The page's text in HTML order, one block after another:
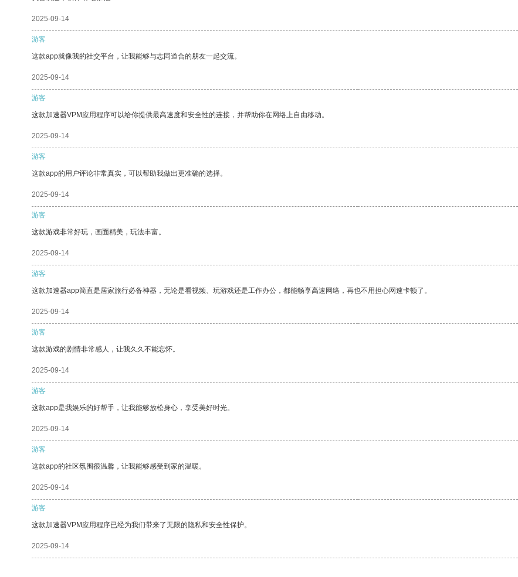
2025-09-14
游客
这款app就像我的社交平台，让我能够与志同道合的朋友一起交流。
2025-09-14
游客
这款加速器VPM应用程序可以给你提供最高速度和安全性的连接，并帮助你在网络上自由移动。
2025-09-14
游客
这款app的用户评论非常真实，可以帮助我做出更准确的选择。
2025-09-14
游客
这款游戏非常好玩，画面精美，玩法丰富。
2025-09-14
游客
这款加速器app简直是居家旅行必备神器，无论是看视频、玩游戏还是工作办公，都能畅享高速网络，再也不用担心网速卡顿了。
2025-09-14
游客
这款游戏的剧情非常感人，让我久久不能忘怀。
2025-09-14
游客
这款app是我娱乐的好帮手，让我能够放松身心，享受美好时光。
2025-09-14
游客
这款app的社区氛围很温馨，让我能够感受到家的温暖。
2025-09-14
游客
这款加速器VPM应用程序已经为我们带来了无限的隐私和安全性保护。
2025-09-14